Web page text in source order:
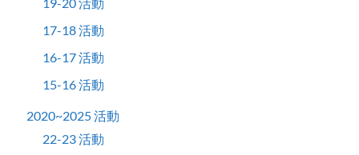
17-18 活動
16-17 活動
15-16 活動
2020~2025 活動
22-23 活動